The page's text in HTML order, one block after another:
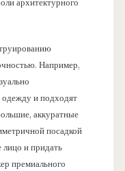
архитектурного
Например,
и подходят
аккуратные
посадкой
лицо и придать
премиального